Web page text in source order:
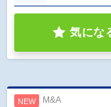
気にな
NEW M&A